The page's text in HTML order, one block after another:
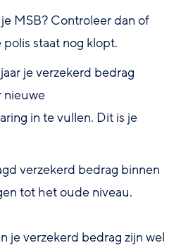
MSB? Controleer dan of
staat nog klopt.
je verzekerd bedrag
nieuwe
in te vullen. Dit is je
verzekerd bedrag binnen
tot het oude niveau.
je verzekerd bedrag zijn wel